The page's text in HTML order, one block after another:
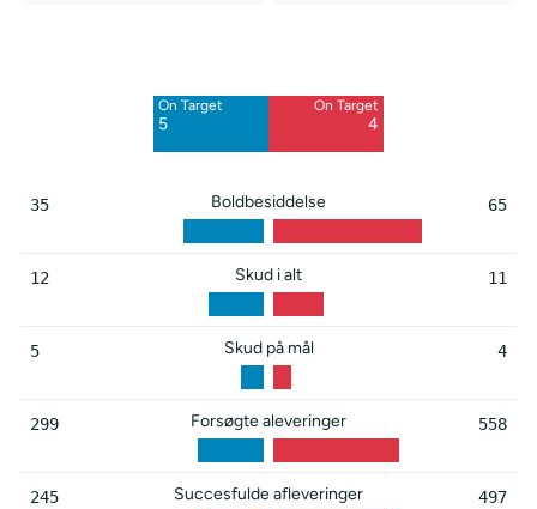
On Target
5
On Target
4
35 Boldbesiddelse 65
12 Skud i alt 11
5 Skud på mål 4
299 Forsøgte aleveringer 558
245 Succesfulde afleveringer 497